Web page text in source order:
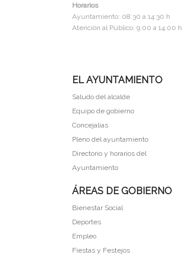
Horarios
Ayuntamiento: 08:30 a 14:30 h
Atención al Público: 9:00 a 14:00 h
EL AYUNTAMIENTO
Saludo del alcalde
Equipo de gobierno
Concejalias
Pleno del ayuntamiento
Directorio y horarios del
Ayuntamiento
ÁREAS DE GOBIERNO
Bienestar Social
Deportes
Empleo
Fiestas y Festejos